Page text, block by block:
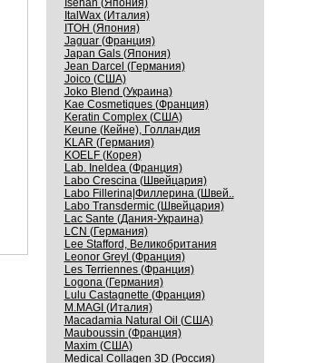
Isehan (Япония)
ItalWax (Италия)
ITOH (Япония)
Jaguar (Франция)
Japan Gals (Япония)
Jean Darcel (Германия)
Joico (США)
Joko Blend (Украина)
Kaе Cosmеtiques (Франция)
Keratin Complex (США)
Keune (Кейне), Голландия
KLAR (Германия)
KOELF (Корея)
Lab. Ineldea (Франция)
Labo Crescina (Швейцария)
Labo Fillerina|Филлерина (Швей..
Labo Transdermic (Швейцария)
Lac Sante (Дания-Украина)
LCN (Германия)
Lee Stafford, Великобритания
Leonor Greyl (Франция)
Les Terriennes (Франция)
Logona (Германия)
Lulu Castagnette (Франция)
M.MAGI (Италия)
Macadamia Natural Oil (США)
Mauboussin (Франция)
Maxim (США)
Medical Collagen 3D (Россия)